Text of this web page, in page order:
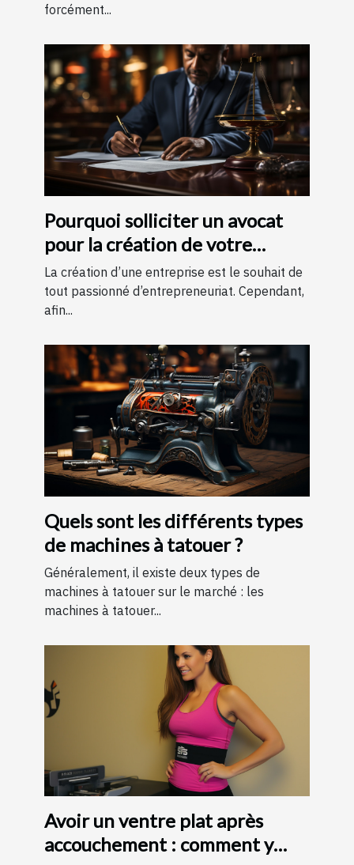
forcément...
Pourquoi solliciter un avocat
pour la création de votre
entreprise ?
La création d’une entreprise est le souhait de
tout passionné d’entrepreneuriat. Cependant,
afin...
Quels sont les différents types
de machines à tatouer ?
Généralement, il existe deux types de
machines à tatouer sur le marché : les
machines à tatouer...
Avoir un ventre plat après
accouchement : comment y